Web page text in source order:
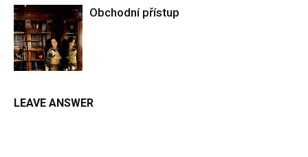
Obchodní přístup
LEAVE ANSWER